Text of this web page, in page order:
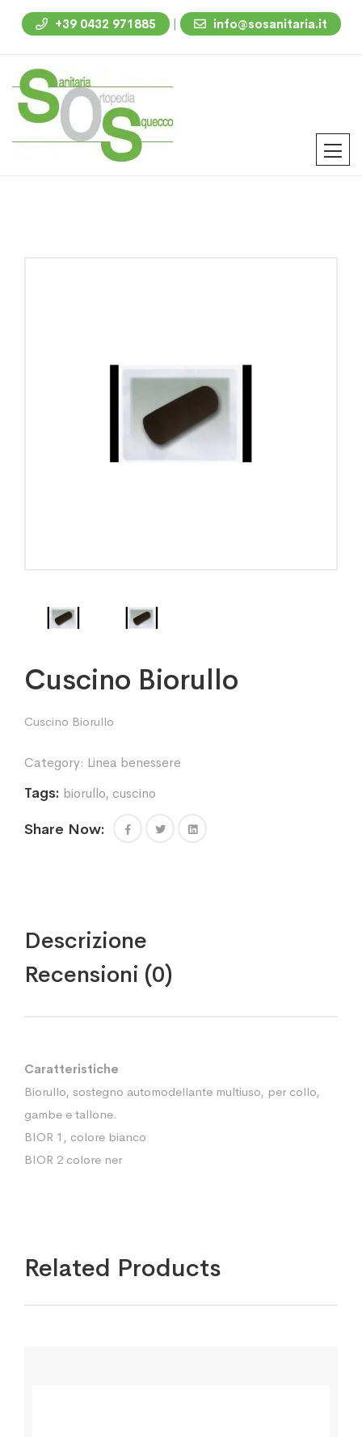
+39 0432 971885 | info@sosanitaria.it
Cuscino Biorullo
Cuscino Biorullo
Category: Linea benessere
Tags: biorullo, cuscino
Share Now:
Descrizione
Recensioni (0)
Caratteristiche
Biorullo, sostegno automodellante multiuso, per collo,
gambe e tallone.
BIOR 1, colore bianco
BIOR 2 colore ner
Related Products